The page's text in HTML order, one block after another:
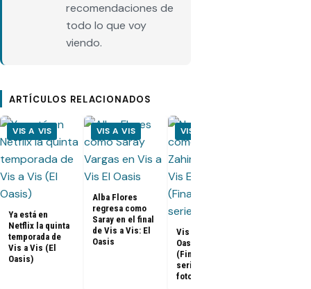
recomendaciones de
todo lo que voy
viendo.
ARTÍCULOS RELACIONADOS
VIS A VIS
Ya está en
Netflix la quinta
temporada de
Vis a Vis (El
Oasis)
VIS A VIS
Alba Flores
regresa como
Saray en el final
de Vis a Vis: El
Oasis
VIS A VIS
Vis a Vis: El
Oasis Episodio 8
(Final de la
serie): Promos,
fotos y sinopsis